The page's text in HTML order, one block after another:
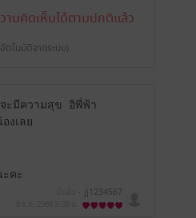
ามคิดเห็นได้ตามปกติแล้ว
ตโนมัติจากระบบ)
ะมีความสุข อิพี่ฟ้า
งเลย
ะคะ
jj1234567